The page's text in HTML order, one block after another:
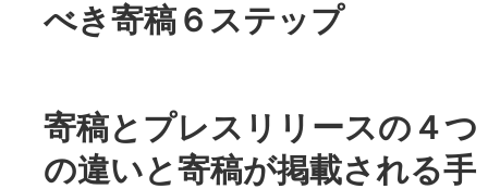
べき寄稿６ステップ
寄稿とプレスリリースの４つ
の違いと寄稿が掲載される手